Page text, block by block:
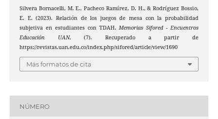
Silvera Bornacelli, M. E., Pacheco Ramírez, D. H., & Rodríguez Bossio,
E. E. (2023). Relación de los juegos de mesa con la probabilidad
subjetiva en estudiantes con TDAH. Memorias Sifored - Encuentros
Educación UAN, (7). Recuperado a partir de
https://revistas.uan.edu.co/index.php/sifored/article/view/1690
Más formatos de cita
NÚMERO